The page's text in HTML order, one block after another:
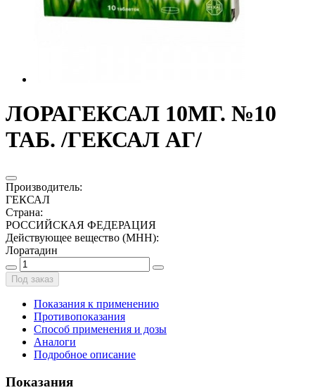
ЛОРАГЕКСАЛ 10МГ. №10
ТАБ. /ГЕКСАЛ АГ/
Производитель:
ГЕКСАЛ
Страна:
РОССИЙСКАЯ ФЕДЕРАЦИЯ
Действующее вещество (МНН):
Лоратадин
Под заказ
Показания к применению
Противопоказания
Способ применения и дозы
Аналоги
Подробное описание
Показания